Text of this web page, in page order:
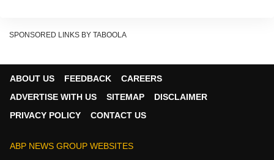
इलाके में 0.3 मिमी बारिश दर्ज की गई.मंगलवार को शहर का
SPONSORED LINKS BY TABOOLA
ABOUT US FEEDBACK
CAREERS
ADVERTISE WITH US
SITEMAP
DISCLAIMER
PRIVACY POLICY
CONTACT US
ABP NEWS GROUP WEBSITES